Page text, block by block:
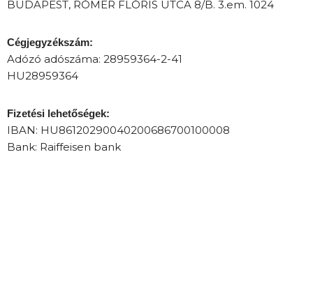
BUDAPEST, RÓMER FLÓRIS UTCA 8/B. 3.em. 1024
Cégjegyzékszám:
Adózó adószáma: 28959364-2-41
HU28959364
Fizetési lehetőségek:
IBAN: HU86120290040200686700100008
Bank: Raiffeisen bank